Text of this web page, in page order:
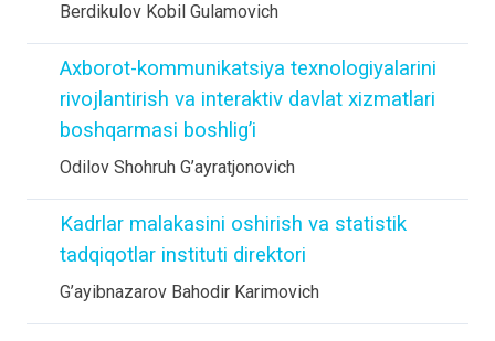
Berdikulov Kobil Gulamovich
Axborot-kommunikatsiya texnologiyalarini
rivojlantirish va interaktiv davlat xizmatlari
boshqarmasi boshlig’i
Odilov Shohruh G’ayratjonovich
Kadrlar malakasini oshirish va statistik
tadqiqotlar instituti direktori
G’ayibnazarov Bahodir Karimovich